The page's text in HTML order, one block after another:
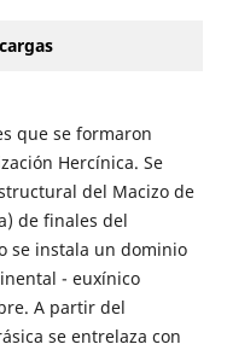
que se formaron
Hercínica. Se
del Macizo de
de finales del
se instala un dominio
- euxínico
A partir del
se entrelaza con